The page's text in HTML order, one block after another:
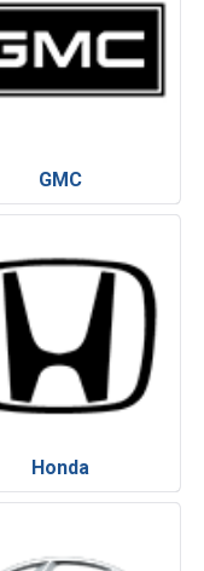
GMC
Honda